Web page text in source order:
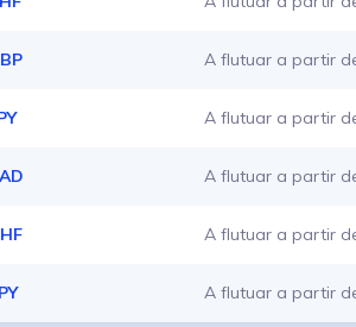
A flutuar a partir
A flutuar a partir
A flutuar a partir
A flutuar a partir
A flutuar a partir